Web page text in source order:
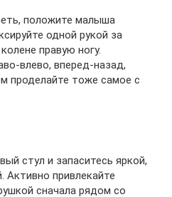
положите малыша
одной рукой за
правую ногу.
влево, вперед-назад,
проделайте тоже самое с
стул и запаситесь яркой,
Активно привлекайте
сначала рядом со